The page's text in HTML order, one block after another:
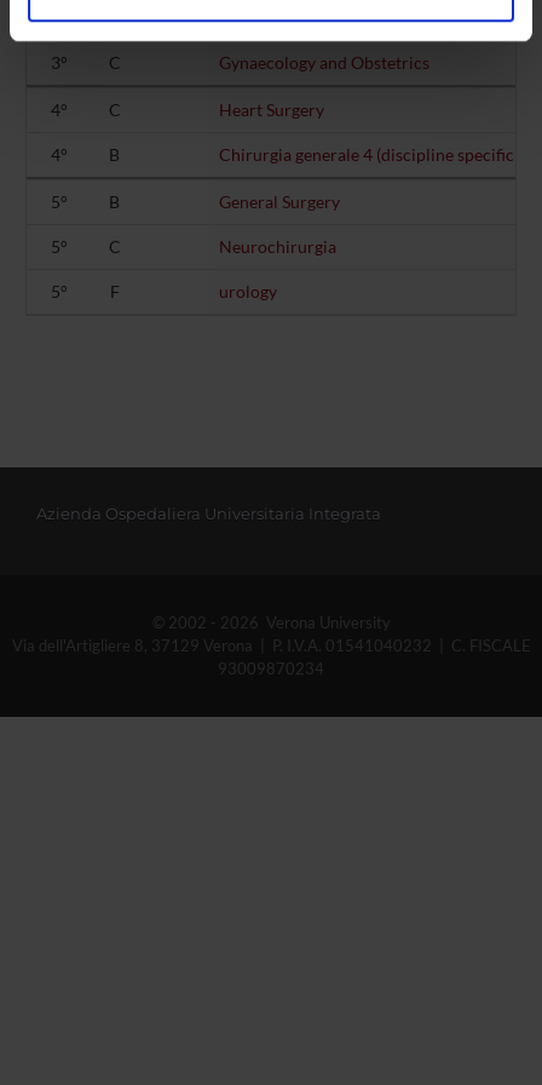
analizzare il nostro traffico. Condividiamo inoltre
pubblicità e social media, i quali potrebbero combinarle
raccolto dal tuo utilizzo dei loro servizi.
3° A Pharmacology
3° C Gynaecology and Obstetrics
4° C Heart Surgery
4° B Chirurgia generale 4 (discipline specifiche
5° B General Surgery
5° C Neurochirurgia
5° F urology
Azienda Ospedaliera Universitaria Integrata
© 2002 - 2026 Verona University
Via dell'Artigliere 8, 37129 Verona | P. I.V.A. 01541040232 | C. FISCALE
93009870234